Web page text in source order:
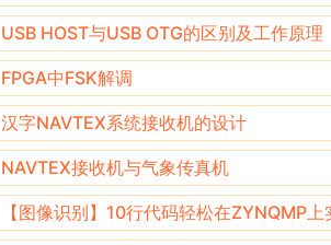
USB HOST与USB OTG的区别及工作原理
FPGA中FSK解调
汉字NAVTEX系统接收机的设计
NAVTEX接收机与气象传真机
【图像识别】10行代码轻松在ZYNQMP